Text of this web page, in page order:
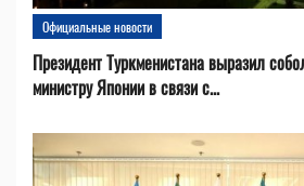
Официальные новости
Президент Туркменистана выразил
министру Японии в связи с...